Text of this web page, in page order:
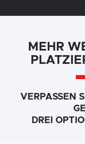
MEHR
VERPASSEN
DREI